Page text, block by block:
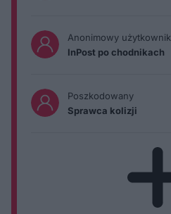
Anonimowy użytkownik
InPost po chodnikach
Poszkodowany
Sprawca kolizji